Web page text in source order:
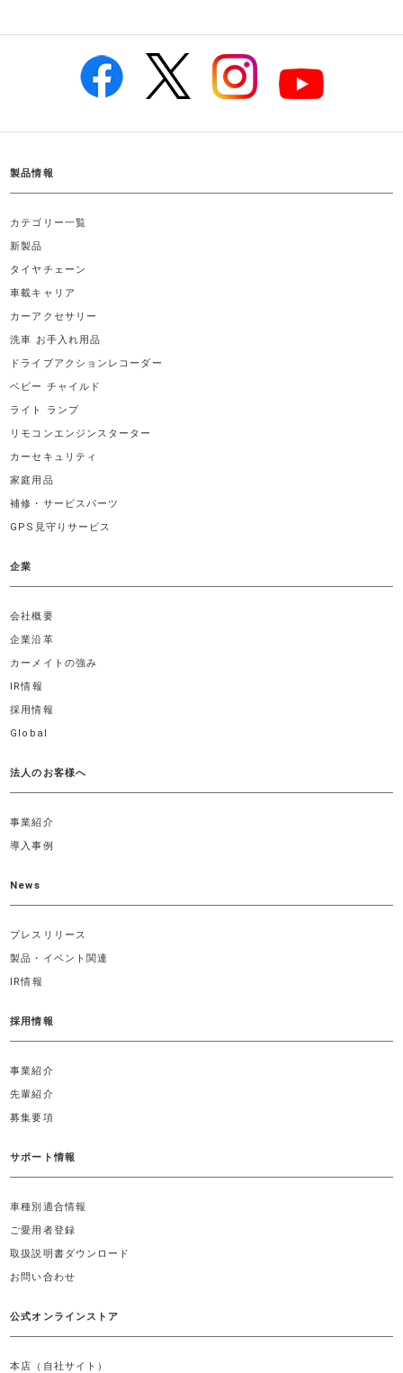
製品情報
カテゴリー一覧
新製品
タイヤチェーン
車載キャリア
カーアクセサリー
洗車 お手入れ用品
ドライブアクションレコーダー
ベビー チャイルド
ライト ランプ
リモコンエンジンスターター
カーセキュリティ
家庭用品
補修・サービスパーツ
GPS見守りサービス
企業
会社概要
企業沿革
カーメイトの強み
IR情報
採用情報
Global
法人のお客様へ
事業紹介
導入事例
News
プレスリリース
製品・イベント関連
IR情報
採用情報
事業紹介
先輩紹介
募集要項
サポート情報
車種別適合情報
ご愛用者登録
取扱説明書ダウンロード
お問い合わせ
公式オンラインストア
本店（自社サイト）